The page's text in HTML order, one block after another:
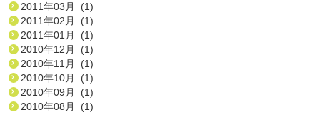
2011年03月 (1)
2011年02月 (1)
2011年01月 (1)
2010年12月 (1)
2010年11月 (1)
2010年10月 (1)
2010年09月 (1)
2010年08月 (1)